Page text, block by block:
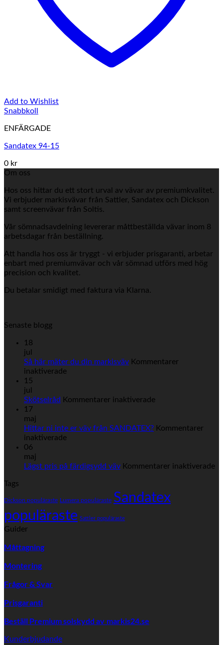
Add to Wishlist
Snabbkoll
ENFÄRGADE
Sandatex 94-15
0 kr
Om oss
Hos oss hittar du ett stort urval av vävar av premiumkvalitet.
Vi erbjuder markisvävar från Sattler, Sandatex och Dickson
samt screenvävar från Soltis.
Vår sömnadsavdelning levererar måttbeställda vävar inom 8
arbetsdagar från beställning.
Att handla hos oss är tryggt - vi erbjuder prisgaranti, arbetar
enbart med premiumvävar och vår sömnad utförs med hög
precision och kvalitet.
Du betalar smidigt med faktura via Klarna.
Senaste blogg
18
jul
Så här mäter du din markisväv Kommentarer
inaktiveradeför
mäter
markisväv
15
jul
Skötselråd Kommentarer inaktiveradeför
17
maj
Hittar ni inte er väv från SANDATEX? Kommentarer
inaktiveradeför
inte
SANDATEX?
06
maj
Lägst pris på färdigsydd väv Kommentarer inaktiverade
Tags
Dickson populäraste Lumera populäraste Sandatex
populäraste Sattler populäraste
Guider
Måttagning
Montering
Frågor & Svar
Prisgaranti
Beställ Premium solskydd av markis24.se
Kunderbjudande